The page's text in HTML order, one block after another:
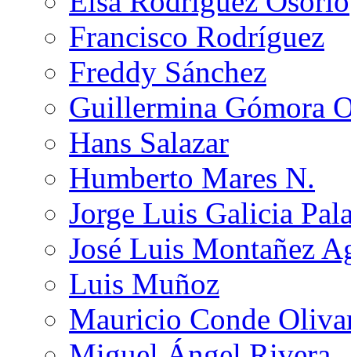
Francisco Rodríguez
Freddy Sánchez
Guillermina Gómora
Hans Salazar
Humberto Mares N.
Jorge Luis Galicia
José Luis Montañez
Luis Muñoz
Mauricio Conde